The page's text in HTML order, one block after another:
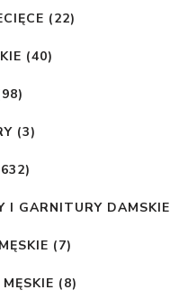
(22)
(40)
(3)
I GARNITURY DAMSKIE
(7)
(8)